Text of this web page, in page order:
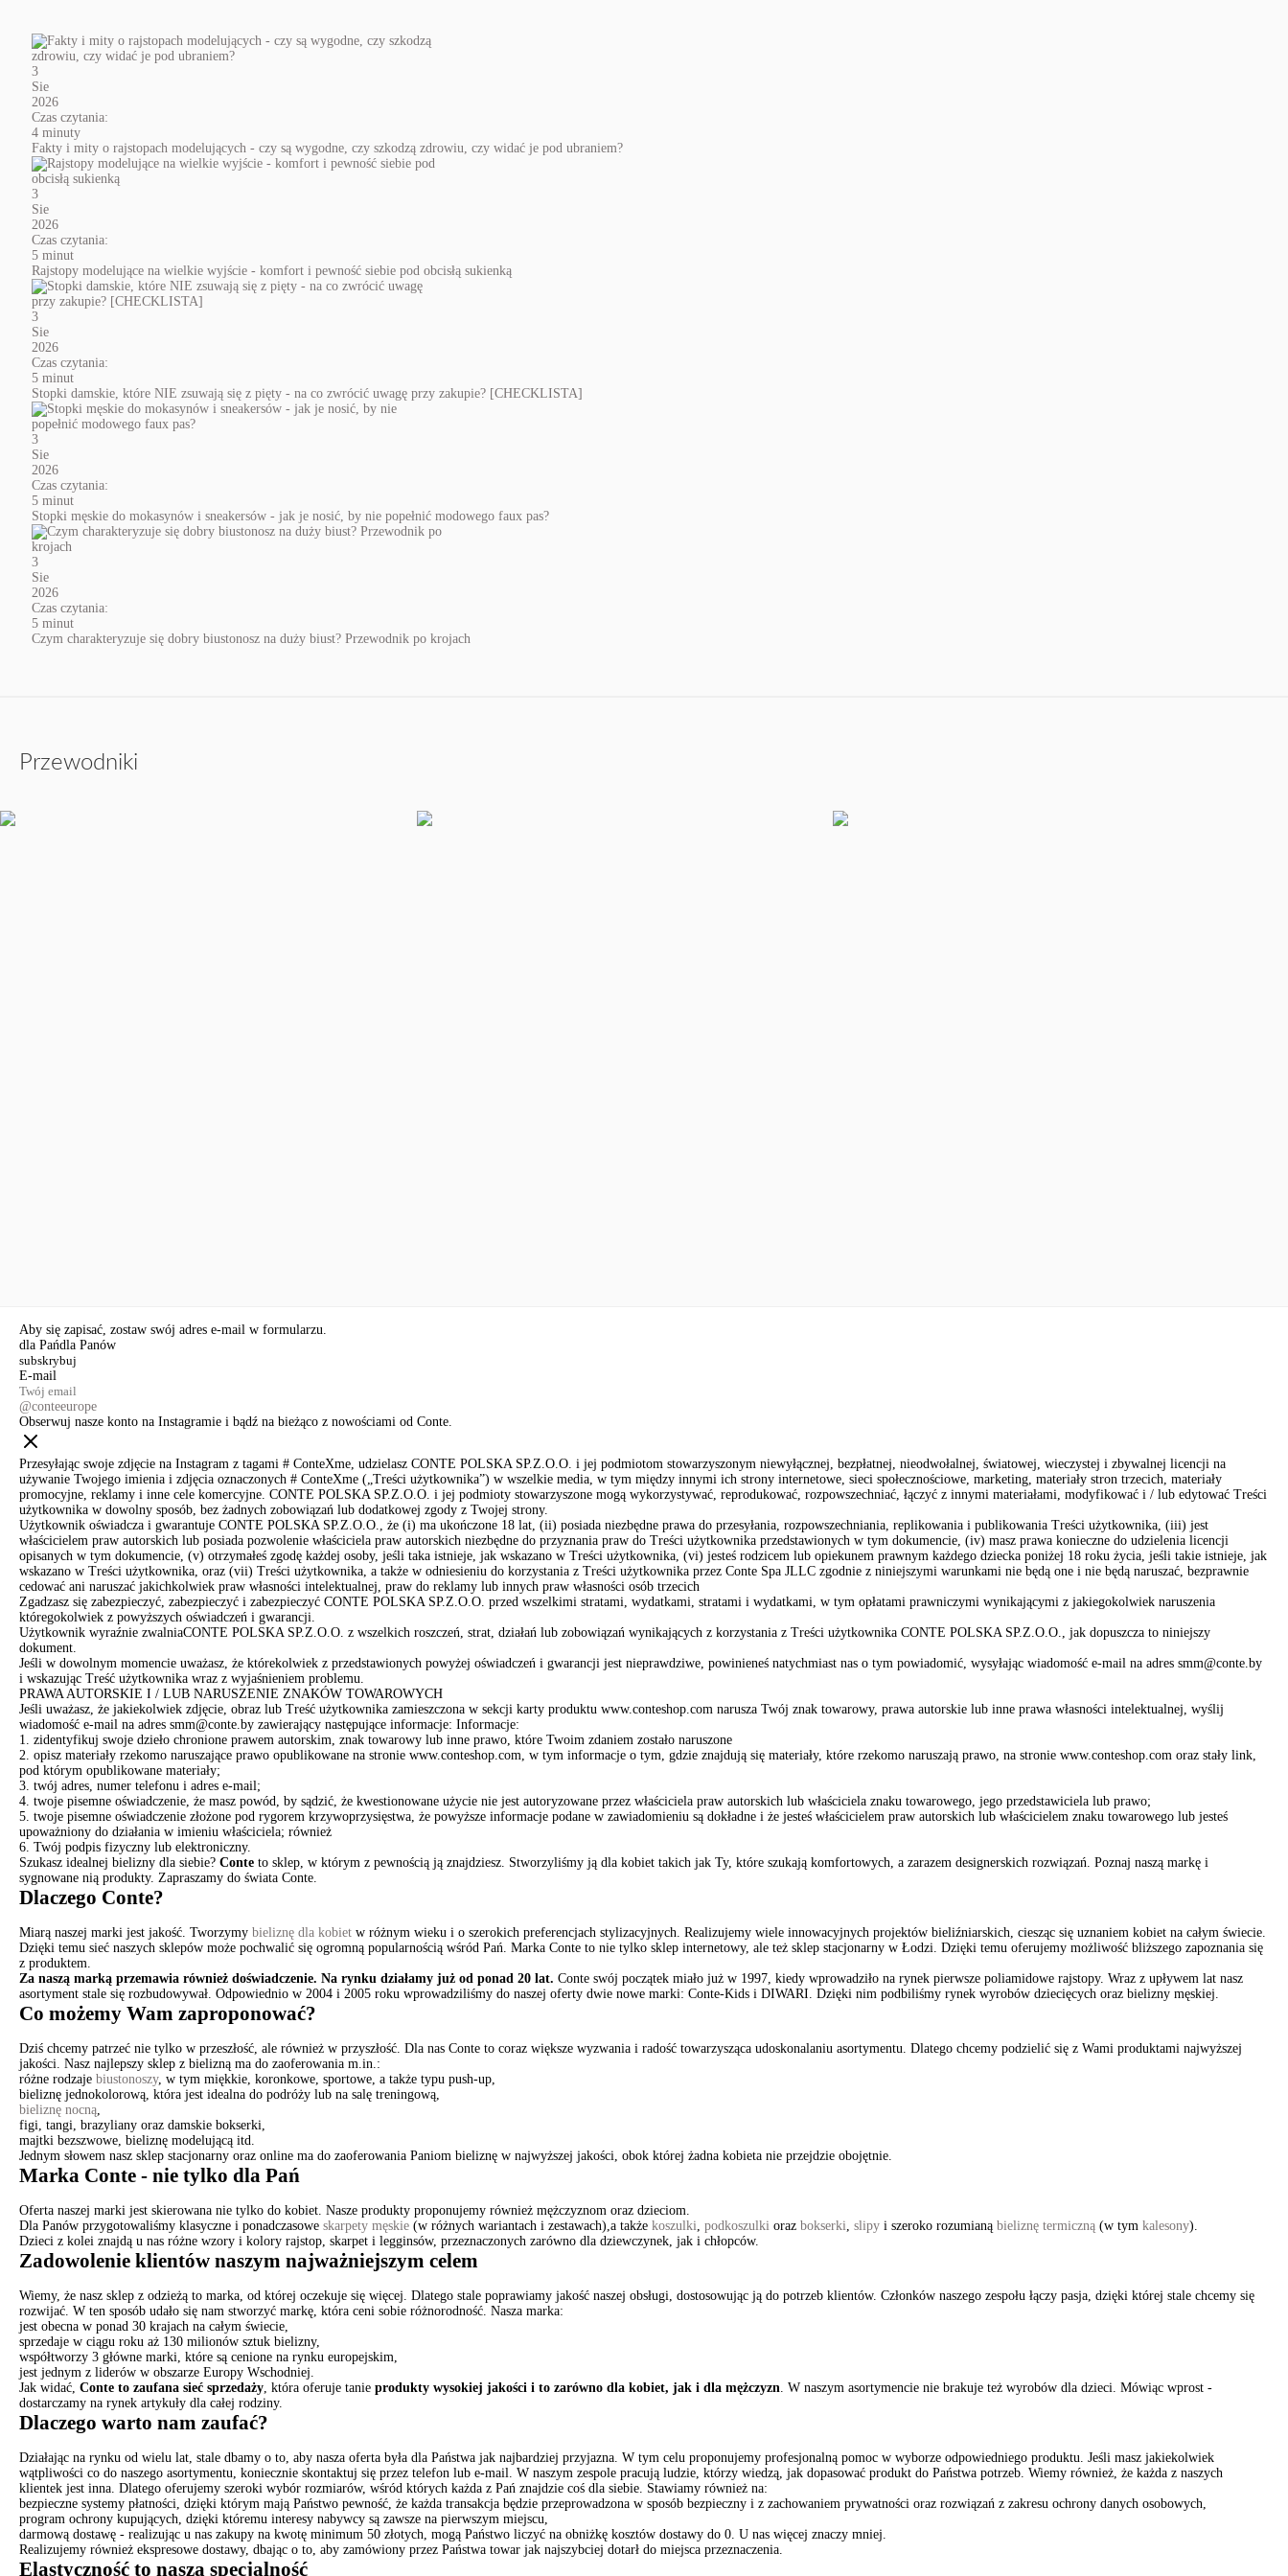
3
Sie
2026
Czas czytania:
4 minuty
Fakty i mity o rajstopach modelujących - czy są wygodne, czy szkodzą zdrowiu, czy widać je pod ubraniem?
3
Sie
2026
Czas czytania:
5 minut
Rajstopy modelujące na wielkie wyjście - komfort i pewność siebie pod obcisłą sukienką
3
Sie
2026
Czas czytania:
5 minut
Stopki damskie, które NIE zsuwają się z pięty - na co zwrócić uwagę przy zakupie? [CHECKLISTA]
3
Sie
2026
Czas czytania:
5 minut
Stopki męskie do mokasynów i sneakersów - jak je nosić, by nie popełnić modowego faux pas?
3
Sie
2026
Czas czytania:
5 minut
Czym charakteryzuje się dobry biustonosz na duży biust? Przewodnik po krojach
Przewodniki
Aby się zapisać, zostaw swój adres e-mail w formularzu.
dla Pańdla Panów
E-mail
@conteeurope
Obserwuj nasze konto na Instagramie i bądź na bieżąco z nowościami od Conte.
Przesyłając swoje zdjęcie na Instagram z tagami # ConteXme, udzielasz CONTE POLSKA SP.Z.O.O. i jej podmiotom stowarzyszonym niewyłącznej, bezpłatnej, nieodwołalnej, światowej, wieczystej i zbywalnej licencji na
używanie Twojego imienia i zdjęcia oznaczonych # ConteXme („Treści użytkownika”) w wszelkie media, w tym między innymi ich strony internetowe, sieci społecznościowe, marketing, materiały stron trzecich, materiały
promocyjne, reklamy i inne cele komercyjne. CONTE POLSKA SP.Z.O.O. i jej podmioty stowarzyszone mogą wykorzystywać, reprodukować, rozpowszechniać, łączyć z innymi materiałami, modyfikować i / lub edytować Treści
użytkownika w dowolny sposób, bez żadnych zobowiązań lub dodatkowej zgody z Twojej strony.
Użytkownik oświadcza i gwarantuje CONTE POLSKA SP.Z.O.O., że (i) ma ukończone 18 lat, (ii) posiada niezbędne prawa do przesyłania, rozpowszechniania, replikowania i publikowania Treści użytkownika, (iii) jest
właścicielem praw autorskich lub posiada pozwolenie właściciela praw autorskich niezbędne do przyznania praw do Treści użytkownika przedstawionych w tym dokumencie, (iv) masz prawa konieczne do udzielenia licencji
opisanych w tym dokumencie, (v) otrzymałeś zgodę każdej osoby, jeśli taka istnieje, jak wskazano w Treści użytkownika, (vi) jesteś rodzicem lub opiekunem prawnym każdego dziecka poniżej 18 roku życia, jeśli takie istnieje, jak
wskazano w Treści użytkownika, oraz (vii) Treści użytkownika, a także w odniesieniu do korzystania z Treści użytkownika przez Conte Spa JLLC zgodnie z niniejszymi warunkami nie będą one i nie będą naruszać, bezprawnie
cedować ani naruszać jakichkolwiek praw własności intelektualnej, praw do reklamy lub innych praw własności osób trzecich
Zgadzasz się zabezpieczyć, zabezpieczyć i zabezpieczyć CONTE POLSKA SP.Z.O.O. przed wszelkimi stratami, wydatkami, stratami i wydatkami, w tym opłatami prawniczymi wynikającymi z jakiegokolwiek naruszenia
któregokolwiek z powyższych oświadczeń i gwarancji.
Użytkownik wyraźnie zwalniaCONTE POLSKA SP.Z.O.O. z wszelkich roszczeń, strat, działań lub zobowiązań wynikających z korzystania z Treści użytkownika CONTE POLSKA SP.Z.O.O., jak dopuszcza to niniejszy
dokument.
Jeśli w dowolnym momencie uważasz, że którekolwiek z przedstawionych powyżej oświadczeń i gwarancji jest nieprawdziwe, powinieneś natychmiast nas o tym powiadomić, wysyłając wiadomość e-mail na adres smm@conte.by
i wskazując Treść użytkownika wraz z wyjaśnieniem problemu.
PRAWA AUTORSKIE I / LUB NARUSZENIE ZNAKÓW TOWAROWYCH
Jeśli uważasz, że jakiekolwiek zdjęcie, obraz lub Treść użytkownika zamieszczona w sekcji karty produktu www.conteshop.com narusza Twój znak towarowy, prawa autorskie lub inne prawa własności intelektualnej, wyślij
wiadomość e-mail na adres smm@conte.by zawierający następujące informacje: Informacje:
1. zidentyfikuj swoje dzieło chronione prawem autorskim, znak towarowy lub inne prawo, które Twoim zdaniem zostało naruszone
2. opisz materiały rzekomo naruszające prawo opublikowane na stronie www.conteshop.com, w tym informacje o tym, gdzie znajdują się materiały, które rzekomo naruszają prawo, na stronie www.conteshop.com oraz stały link,
pod którym opublikowane materiały;
3. twój adres, numer telefonu i adres e-mail;
4. twoje pisemne oświadczenie, że masz powód, by sądzić, że kwestionowane użycie nie jest autoryzowane przez właściciela praw autorskich lub właściciela znaku towarowego, jego przedstawiciela lub prawo;
5. twoje pisemne oświadczenie złożone pod rygorem krzywoprzysięstwa, że ​​powyższe informacje podane w zawiadomieniu są dokładne i że jesteś właścicielem praw autorskich lub właścicielem znaku towarowego lub jesteś
upoważniony do działania w imieniu właściciela; również
6. Twój podpis fizyczny lub elektroniczny.
Szukasz idealnej bielizny dla siebie? Conte to sklep, w którym z pewnością ją znajdziesz. Stworzyliśmy ją dla kobiet takich jak Ty, które szukają komfortowych, a zarazem designerskich rozwiązań. Poznaj naszą markę i
sygnowane nią produkty. Zapraszamy do świata Conte.
Dlaczego Conte?
Miarą naszej marki jest jakość. Tworzymy bieliznę dla kobiet w różnym wieku i o szerokich preferencjach stylizacyjnych. Realizujemy wiele innowacyjnych projektów bieliźniarskich, ciesząc się uznaniem kobiet na całym świecie.
Dzięki temu sieć naszych sklepów może pochwalić się ogromną popularnością wśród Pań. Marka Conte to nie tylko sklep internetowy, ale też sklep stacjonarny w Łodzi. Dzięki temu oferujemy możliwość bliższego zapoznania się
z produktem.
Za naszą marką przemawia również doświadczenie. Na rynku działamy już od ponad 20 lat. Conte swój początek miało już w 1997, kiedy wprowadziło na rynek pierwsze poliamidowe rajstopy. Wraz z upływem lat nasz
asortyment stale się rozbudowywał. Odpowiednio w 2004 i 2005 roku wprowadziliśmy do naszej oferty dwie nowe marki: Conte-Kids i DIWARI. Dzięki nim podbiliśmy rynek wyrobów dziecięcych oraz bielizny męskiej.
Co możemy Wam zaproponować?
Dziś chcemy patrzeć nie tylko w przeszłość, ale również w przyszłość. Dla nas Conte to coraz większe wyzwania i radość towarzysząca udoskonalaniu asortymentu. Dlatego chcemy podzielić się z Wami produktami najwyższej
jakości. Nasz najlepszy sklep z bielizną ma do zaoferowania m.in.:
różne rodzaje biustonoszy, w tym miękkie, koronkowe, sportowe, a także typu push-up,
bieliznę jednokolorową, która jest idealna do podróży lub na salę treningową,
bieliznę nocną,
figi, tangi, brazyliany oraz damskie bokserki,
majtki bezszwowe, bieliznę modelującą itd.
Jednym słowem nasz sklep stacjonarny oraz online ma do zaoferowania Paniom bieliznę w najwyższej jakości, obok której żadna kobieta nie przejdzie obojętnie.
Marka Conte - nie tylko dla Pań
Oferta naszej marki jest skierowana nie tylko do kobiet. Nasze produkty proponujemy również mężczyznom oraz dzieciom.
Dla Panów przygotowaliśmy klasyczne i ponadczasowe skarpety męskie (w różnych wariantach i zestawach),a także koszulki, podkoszulki oraz bokserki, slipy i szeroko rozumianą bieliznę termiczną (w tym kalesony).
Dzieci z kolei znajdą u nas różne wzory i kolory rajstop, skarpet i legginsów, przeznaczonych zarówno dla dziewczynek, jak i chłopców.
Zadowolenie klientów naszym najważniejszym celem
Wiemy, że nasz sklep z odzieżą to marka, od której oczekuje się więcej. Dlatego stale poprawiamy jakość naszej obsługi, dostosowując ją do potrzeb klientów. Członków naszego zespołu łączy pasja, dzięki której stale chcemy się
rozwijać. W ten sposób udało się nam stworzyć markę, która ceni sobie różnorodność. Nasza marka:
jest obecna w ponad 30 krajach na całym świecie,
sprzedaje w ciągu roku aż 130 milionów sztuk bielizny,
współtworzy 3 główne marki, które są cenione na rynku europejskim,
jest jednym z liderów w obszarze Europy Wschodniej.
Jak widać, Conte to zaufana sieć sprzedaży, która oferuje tanie produkty wysokiej jakości i to zarówno dla kobiet, jak i dla mężczyzn. W naszym asortymencie nie brakuje też wyrobów dla dzieci. Mówiąc wprost -
dostarczamy na rynek artykuły dla całej rodziny.
Dlaczego warto nam zaufać?
Działając na rynku od wielu lat, stale dbamy o to, aby nasza oferta była dla Państwa jak najbardziej przyjazna. W tym celu proponujemy profesjonalną pomoc w wyborze odpowiedniego produktu. Jeśli masz jakiekolwiek
wątpliwości co do naszego asortymentu, koniecznie skontaktuj się przez telefon lub e-mail. W naszym zespole pracują ludzie, którzy wiedzą, jak dopasować produkt do Państwa potrzeb. Wiemy również, że każda z naszych
klientek jest inna. Dlatego oferujemy szeroki wybór rozmiarów, wśród których każda z Pań znajdzie coś dla siebie. Stawiamy również na:
bezpieczne systemy płatności, dzięki którym mają Państwo pewność, że każda transakcja będzie przeprowadzona w sposób bezpieczny i z zachowaniem prywatności oraz rozwiązań z zakresu ochrony danych osobowych,
program ochrony kupujących, dzięki któremu interesy nabywcy są zawsze na pierwszym miejscu,
darmową dostawę - realizując u nas zakupy na kwotę minimum 50 złotych, mogą Państwo liczyć na obniżkę kosztów dostawy do 0. U nas więcej znaczy mniej.
Realizujemy również ekspresowe dostawy, dbając o to, aby zamówiony przez Państwa towar jak najszybciej dotarł do miejsca przeznaczenia.
Elastyczność to nasza specjalność